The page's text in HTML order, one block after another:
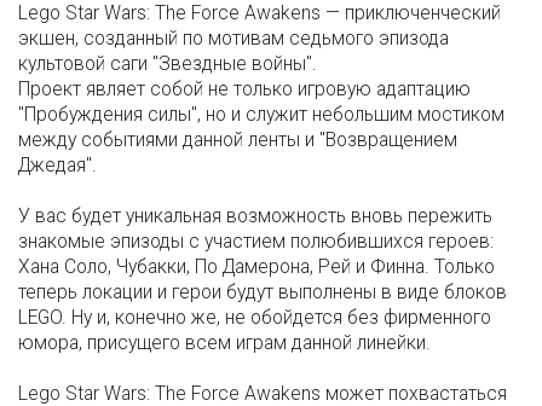
Lego Star Wars: The Force Awakens — приключенческий
экшен, созданный по мотивам седьмого эпизода
культовой саги "Звездные войны".
Проект являет собой не только игровую адаптацию
"Пробуждения силы", но и служит небольшим мостиком
между событиями данной ленты и "Возвращением
Джедая".
У вас будет уникальная возможность вновь пережить
знакомые эпизоды с участием полюбившихся героев:
Хана Соло, Чубакки, По Дамерона, Рей и Финна. Только
теперь локации и герои будут выполнены в виде блоков
LEGO. Ну и, конечно же, не обойдется без фирменного
юмора, присущего всем играм данной линейки.
Lego Star Wars: The Force Awakens может похвастаться